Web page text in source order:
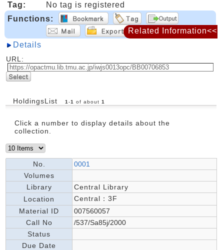
Tag:
No tag is registered
Functions:
Details
URL:
HoldingsList 1 -1 of about 1
Click a number to display details about the
collection.
No.
0001
Volumes
Library
Central Library
Location
Central：3F
Material ID
007560057
Call No
/537/Sa85j/2000
Status
Due Date
Related Information<<